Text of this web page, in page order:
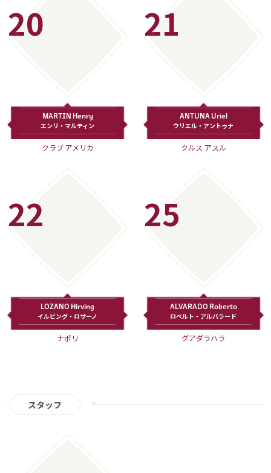
20
MARTIN Henry
エンリ・マルティン
クラブ アメリカ
21
ANTUNA Uriel
ウリエル・アントゥナ
クルス アスル
22
LOZANO Hirving
イルビング・ロサーノ
ナポリ
25
ALVARADO Roberto
ロベルト・アルバラード
グアダラハラ
スタッフ